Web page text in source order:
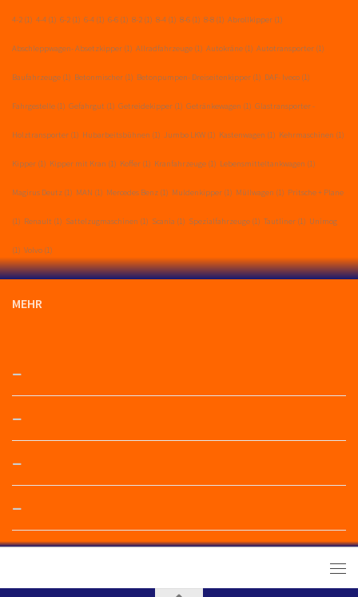
4-2 (1) 4-4 (1) 6-2 (1) 6-4 (1) 6-6 (1) 8-2 (1) 8-4 (1) 8-6 (1) 8-8 (1) Abrollkipper (1)
Abschleppwagen- Absetzkipper (1) Allradfahrzeuge (1) Autokräne (1) Autotransporter (1)
Baufahrzeuge (1) Betonmischer (1) Betonpumpen- Dreiseitenkipper (1) DAF- Iveco (1)
Fahrgestelle (1) Gefahrgut (1) Getreidekipper (1) Getränkewagen (1) Glastransporter -
Holztransporter (1) Hubarbeitsbühnen (1) Jumbo LKW (1) Kastenwagen (1) Kehrmaschinen (1)
Kipper (1) Kipper mit Kran (1) Koffer (1) Kranfahrzeuge (1) Lebensmitteltankwagen (1)
Magirus Deutz (1) MAN (1) Mercedes Benz (1) Muldenkipper (1) Müllwagen (1) Pritsche + Plane
(1) Renault (1) Sattelzugmaschinen (1) Scania (1) Spezialfahrzeuge (1) Tautliner (1) Unimog
(1) Volvo (1)
MEHR